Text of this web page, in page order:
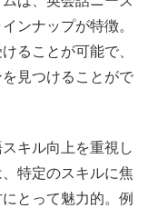
ンナップが特徴。
ることが可能で、
見つけることがで
キル向上を重視し
特定のスキルに焦
とって魅力的。例